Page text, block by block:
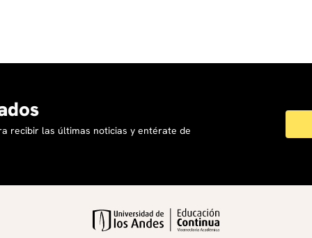
recibir las últimas noticias y entérate de